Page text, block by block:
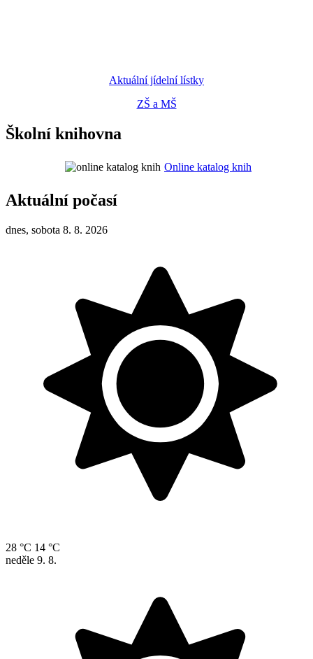
Aktuální jídelní lístky
ZŠ a MŠ
Školní knihovna
Online katalog knih
Aktuální počasí
dnes, sobota 8. 8. 2026
28 °C 14 °C
neděle 9. 8.